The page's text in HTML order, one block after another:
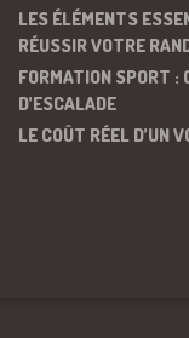
LES ÉLÉMENTS
RÉUSSIR VOTRE
FORMATION SPORT :
D’ESCALADE
LE COÛT RÉEL D’UN